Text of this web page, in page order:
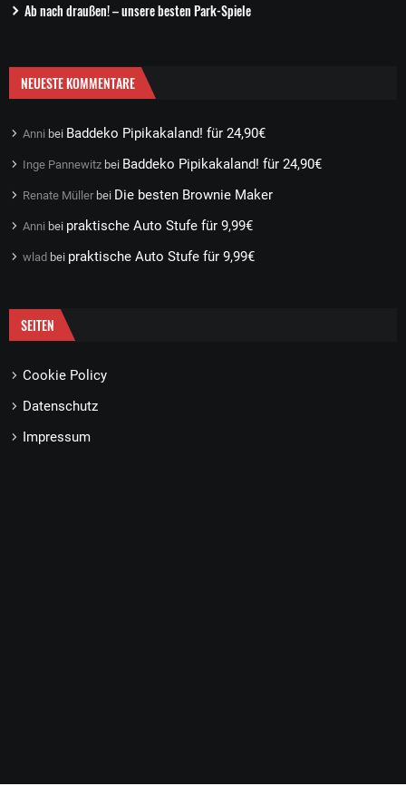
Ab nach draußen! – unsere besten Park-Spiele
NEUESTE KOMMENTARE
Anni bei Baddeko Pipikakaland! für 24,90€
Inge Pannewitz bei Baddeko Pipikakaland! für 24,90€
Renate Müller bei Die besten Brownie Maker
Anni bei praktische Auto Stufe für 9,99€
wlad bei praktische Auto Stufe für 9,99€
SEITEN
Cookie Policy
Datenschutz
Impressum